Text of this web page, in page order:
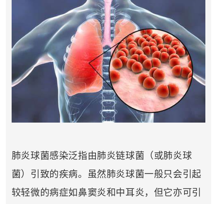
肺炎球菌感染泛指由肺炎链球菌（或肺炎球
菌）引致的疾病。虽然肺炎球菌一般只会引起
较轻微的病症如鼻窦炎和中耳炎，但它亦可引